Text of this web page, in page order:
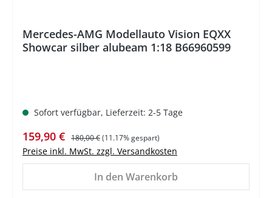
Mercedes-AMG Modellauto Vision EQXX
Showcar silber alubeam 1:18 B66960599
Sofort verfügbar, Lieferzeit: 2-5 Tage
Verkaufspreis:
159,90 € Regulärer Preis:
180,00 €(11.17% gespart)
Preise inkl. MwSt. zzgl. Versandkosten
In den Warenkorb